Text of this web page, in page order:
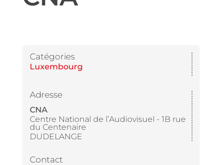
Catégories
Luxembourg
Adresse
CNA
Centre National de l’Audiovisuel - 1B rue
du Centenaire
DUDELANGE
Contact